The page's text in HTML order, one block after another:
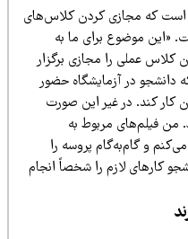
که مجازی کردن کلاس‌های
موضوع برای ما به
را مجازی برگزار
در آزمایشگاه حضور
کند. در غیر این صورت
مربوط به
گام‌به‌گام پروسه را
لازم را شخصاً انجام